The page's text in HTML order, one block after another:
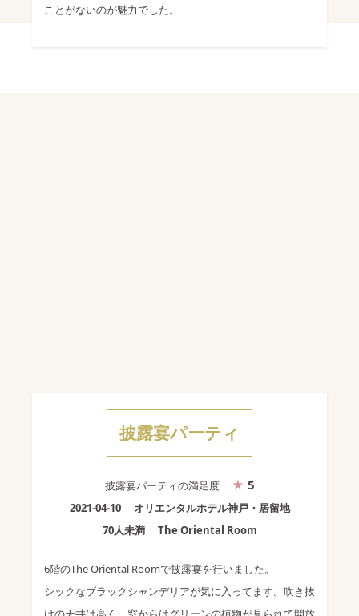
ことがないのが魅力でした。
披露宴パーティ
披露宴パーティの満足度 5
2021-04-10
オリエンタルホテル神戸・居留地
70人未満
The Oriental Room
6階のThe Oriental Roomで披露宴を行いました。
シックなブラックシャンデリアが気に入ってます。吹き抜